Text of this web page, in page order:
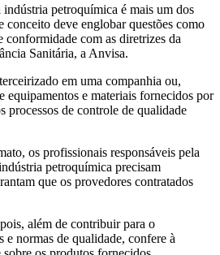
petroquímica é mais um dos
conceito deve englobar questões como
conformidade com as diretrizes da
Sanitária, a Anvisa.
em uma companhia ou,
equipamentos e materiais fornecidos por
processos de controle de qualidade
os profissionais responsáveis pela
petroquímica precisam
que os provedores contratados
além de contribuir para o
e normas de qualidade, confere à